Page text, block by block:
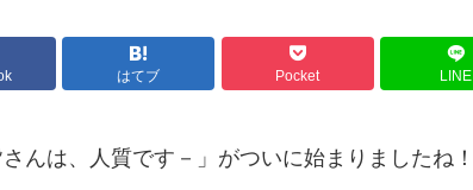
はてブ Pocket LINE
んは、人質です－」がついに始まりましたね！